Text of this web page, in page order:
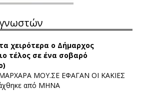
χειρότερα ο Δήμαρχος
τέλος σε ένα σοβαρό
ΜΟΥ.ΣΕ ΕΦΑΓΑΝ ΟΙ ΚΑΚΙΕΣ
από ΜΗΝΑ